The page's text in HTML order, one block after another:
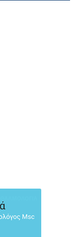
θεωρηθούν